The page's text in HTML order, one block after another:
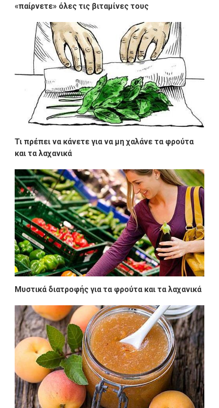
«παίρνετε» όλες τις βιταμίνες τους
Τι πρέπει να κάνετε για να μη χαλάνε τα φρούτα
και τα λαχανικά
Μυστικά διατροφής για τα φρούτα και τα λαχανικά